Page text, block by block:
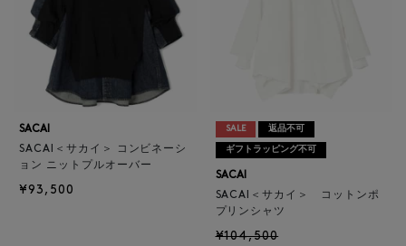
SACAI
SACAI＜サカイ＞ コンビネーシ
ョン ニットプルオーバー
¥93,500
SALE 返品不可
ギフトラッピング不可
SACAI
SACAI＜サカイ＞ コットンポ
プリンシャツ
¥104,500